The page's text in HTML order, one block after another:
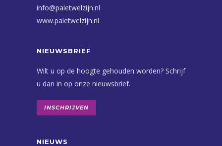
info@paletwelzijn.nl
www.paletwelzijn.nl
NIEUWSBRIEF
Wilt u op de hoogte gehouden worden? Schrijf
u dan in op onze nieuwsbrief.
INSCHRIJVEN
NIEUWS